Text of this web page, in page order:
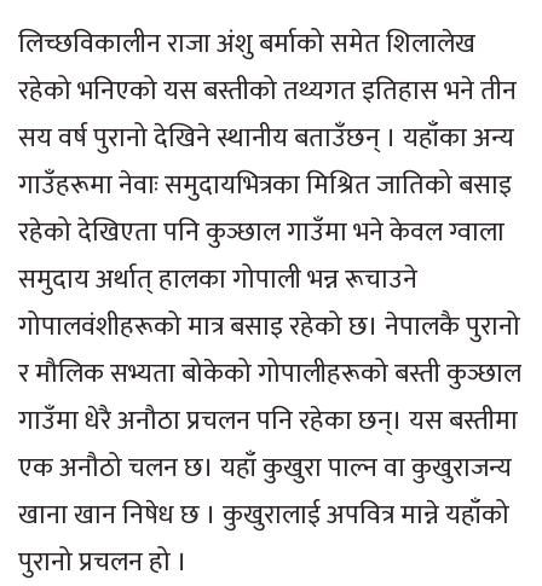
लिच्छविकालीन राजा अंशु बर्माको समेत शिलालेख
रहेको भनिएको यस बस्तीको तथ्यगत इतिहास भने तीन
सय वर्ष पुरानो देखिने स्थानीय बताउँछन् । यहाँका अन्य
गाउँहरूमा नेवाः समुदायभित्रका मिश्रित जातिको बसाइ
रहेको देखिएता पनि कुञ्छाल गाउँमा भने केवल ग्वाला
समुदाय अर्थात् हालका गोपाली भन्न रूचाउने
गोपालवंशीहरूको मात्र बसाइ रहेको छ। नेपालकै पुरानो
र मौलिक सभ्यता बोकेको गोपालीहरूको बस्ती कुञ्छाल
गाउँमा धेरै अनौठा प्रचलन पनि रहेका छन्। यस बस्तीमा
एक अनौठो चलन छ। यहाँ कुखुरा पाल्न वा कुखुराजन्य
खाना खान निषेध छ । कुखुरालाई अपवित्र मान्ने यहाँको
पुरानो प्रचलन हो ।